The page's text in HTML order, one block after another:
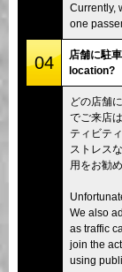
Currently,
one
04
店舗に駐
location?
どの店舗
でご来店
ティビテ
ストレス
用をお勧
We also
as traffic
join the
using